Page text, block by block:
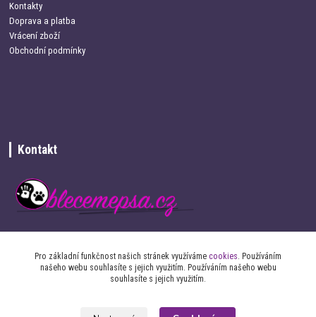
Kontakty
Doprava a platba
Vrácení zboží
Obchodní podmínky
Kontakt
info@oblecemepsa.cz
Pro základní funkčnost našich stránek využíváme cookies. Používáním
našeho webu souhlasíte s jejich využitím. Používáním našeho webu
souhlasíte s jejich využitím.